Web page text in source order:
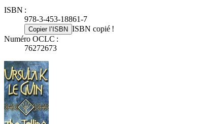
ISBN :
978-3-453-18861-7
Copier l’ISBN ISBN copié !
Numéro OCLC :
76272673